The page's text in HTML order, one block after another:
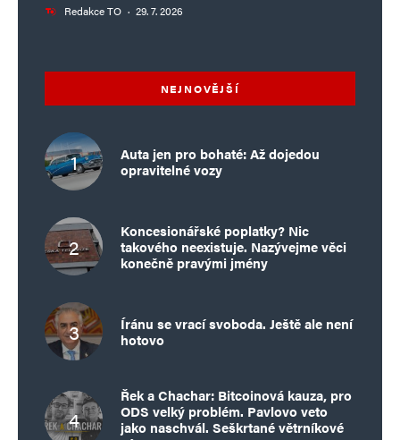
Redakce TO · 29. 7. 2026
NEJNOVĚJŠÍ
Auta jen pro bohaté: Až dojedou
opravitelné vozy
Koncesionářské poplatky? Nic
takového neexistuje. Nazývejme věci
konečně pravými jmény
Íránu se vrací svoboda. Ještě ale není
hotovo
Řek a Chachar: Bitcoinová kauza, pro
ODS velký problém. Pavlovo veto
jako naschvál. Seškrtané větrníkové